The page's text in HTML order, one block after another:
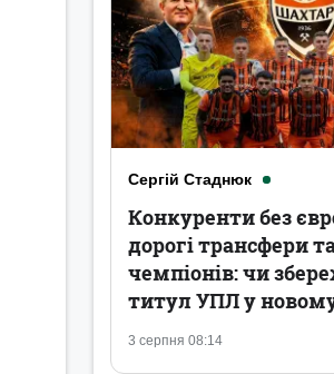
Сергій Стаднюк
3 серпня 08:14
Конкуренти без
дорогі трансфери
чемпіонів: чи
титул УПЛ у новому